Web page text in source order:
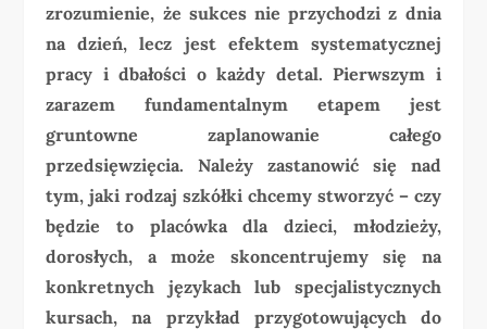
zrozumienie, że sukces nie przychodzi z dnia
na dzień, lecz jest efektem systematycznej
pracy i dbałości o każdy detal. Pierwszym i
zarazem fundamentalnym etapem jest
gruntowne zaplanowanie całego
przedsięwzięcia. Należy zastanowić się nad
tym, jaki rodzaj szkółki chcemy stworzyć – czy
będzie to placówka dla dzieci, młodzieży,
dorosłych, a może skoncentrujemy się na
konkretnych językach lub specjalistycznych
kursach, na przykład przygotowujących do